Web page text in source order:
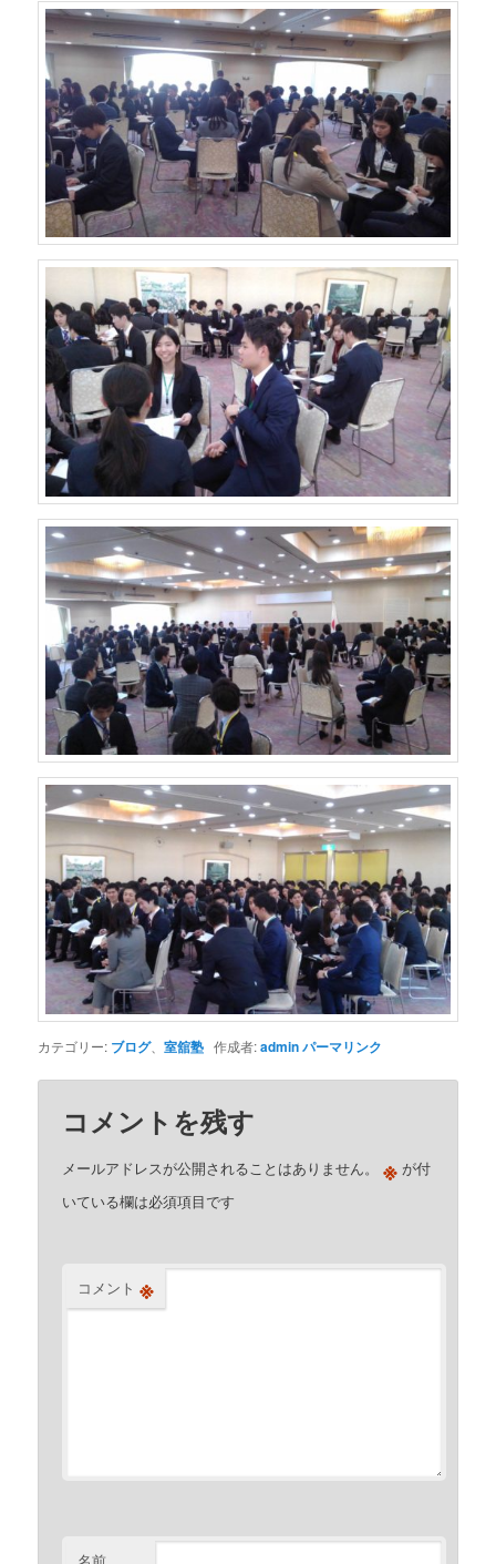
カテゴリー: ブログ、室舘塾 作成者:adminパーマリンク
コメントを残す
メールアドレスが公開されることはありません。 ※ が付
いている欄は必須項目です
コメント ※